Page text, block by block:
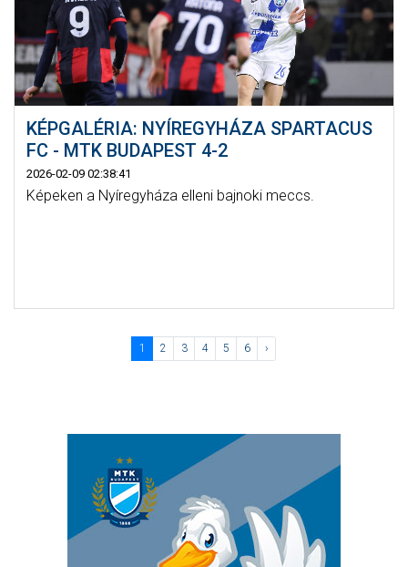
KÉPGALÉRIA: NYÍREGYHÁZA SPARTACUS
FC - MTK BUDAPEST 4-2
2026-02-09 02:38:41
Képeken a Nyíregyháza elleni bajnoki meccs.
1 2 3 4 5 6 ›